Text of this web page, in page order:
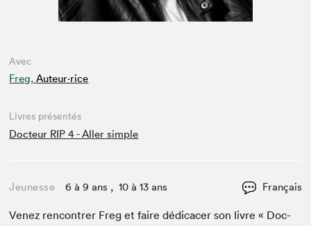
Avec
Freg, Auteur·rice
Livres présentés
Docteur RIP 4 - Aller simple
Jeunesse 6 à 9 ans , 10 à 13 ans Français
Venez ren­con­tr­er Freg et faire dédi­cac­er son livre « Doc­